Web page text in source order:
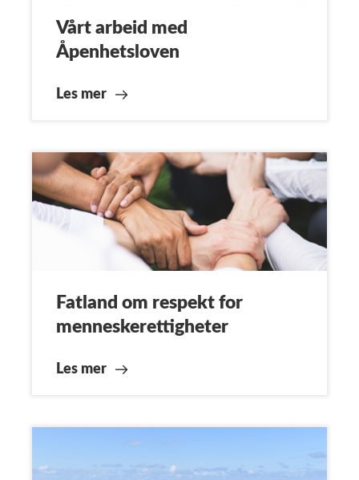
Vårt arbeid med
Åpenhetsloven
Les mer
Fatland om respekt for
menneskerettigheter
Les mer